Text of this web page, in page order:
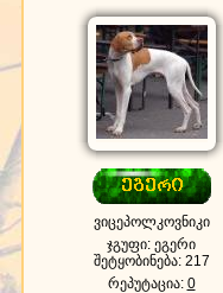
ვიცეპოლკოვნიკი
ჯგუფი: ეგერი
შეტყობინება: 217
რეპუტაცია: 0